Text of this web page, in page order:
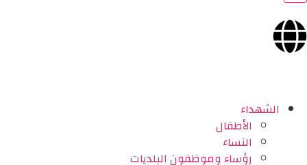
الشهداء
الأطفال
النساء
رؤساء وموظفون البلديات